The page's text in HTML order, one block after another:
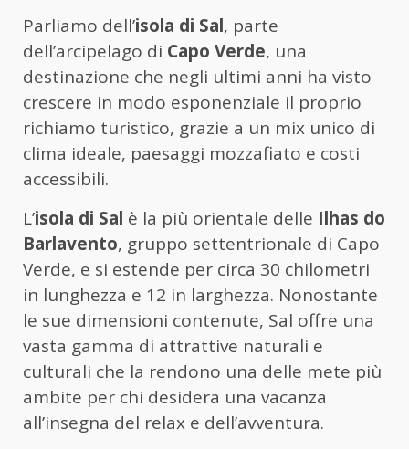
Parliamo dell’isola di Sal, parte
dell’arcipelago di Capo Verde, una
destinazione che negli ultimi anni ha visto
crescere in modo esponenziale il proprio
richiamo turistico, grazie a un mix unico di
clima ideale, paesaggi mozzafiato e costi
accessibili.
L’isola di Sal è la più orientale delle Ilhas do
Barlavento, gruppo settentrionale di Capo
Verde, e si estende per circa 30 chilometri
in lunghezza e 12 in larghezza. Nonostante
le sue dimensioni contenute, Sal offre una
vasta gamma di attrattive naturali e
culturali che la rendono una delle mete più
ambite per chi desidera una vacanza
all’insegna del relax e dell’avventura.